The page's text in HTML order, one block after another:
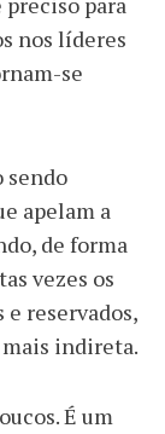
nos líderes
se
sendo
apelam a
de forma
vezes os
e reservados,
indireta.
É um